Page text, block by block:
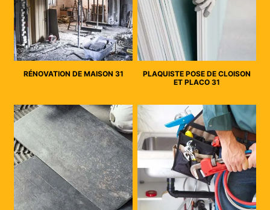
RÉNOVATION DE MAISON 31
PLAQUISTE POSE DE CLOISON
ET PLACO 31